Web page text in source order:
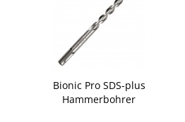
Bionic Pro SDS-plus
Hammerbohrer